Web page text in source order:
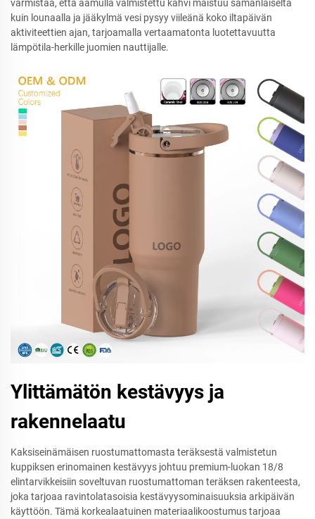
varmistaa, että aamulla valmistettu kahvi maistuu samanlaiselta
kuin lounaalla ja jääkylmä vesi pysyy viileänä koko iltapäivän
aktiviteettien ajan, tarjoamalla vertaamatonta luotettavuutta
lämpötila-herkille juomien nauttijalle.
Ylittämätön kestävyys ja
rakennelaatu
Kaksiseinämäisen ruostumattomasta teräksestä valmistetun
kuppiksen erinomainen kestävyys johtuu premium-luokan 18/8
elintarvikkeisiin soveltuvan ruostumattoman teräksen rakenteesta,
joka tarjoaa ravintolatasoisia kestävyysominaisuuksia arkipäivän
käyttöön. Tämä korkealaatuinen materiaalikoostumus tarjoaa